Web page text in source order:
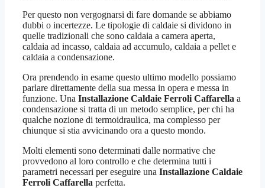
Per questo non vergognarsi di fare domande se abbiamo
dubbi o incertezze. Le tipologie di caldaie si dividono in
quelle tradizionali che sono caldaia a camera aperta,
caldaia ad incasso, caldaia ad accumulo, caldaia a pellet e
caldaia a condensazione.
Ora prendendo in esame questo ultimo modello possiamo
parlare direttamente della sua messa in opera e messa in
funzione. Una Installazione Caldaie Ferroli Caffarella a
condensazione si tratta di un metodo semplice, per chi ha
qualche nozione di termoidraulica, ma complesso per
chiunque si stia avvicinando ora a questo mondo.
Molti elementi sono determinati dalle normative che
provvedono al loro controllo e che determina tutti i
parametri necessari per eseguire una Installazione Caldaie
Ferroli Caffarella perfetta.